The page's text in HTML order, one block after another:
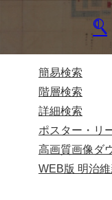
簡易検索
階層検索
詳細検索
ポスター・リ
高画質画像ダ
WEB版 明治